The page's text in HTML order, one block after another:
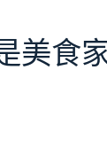
美食